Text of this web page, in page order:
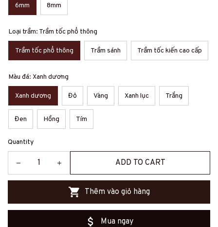
6mm 8mm
Loại trầm: Trầm tốc phổ thông
Trầm tốc phổ thông Trầm sánh Trầm tốc kiến cao cấp
Màu đá: Xanh dương
Xanh dương Đỏ Vàng Xanh lục Trắng
Đen Hồng Tím
Quantity
ADD TO CART
Thêm vào giỏ hàng
Mua ngay